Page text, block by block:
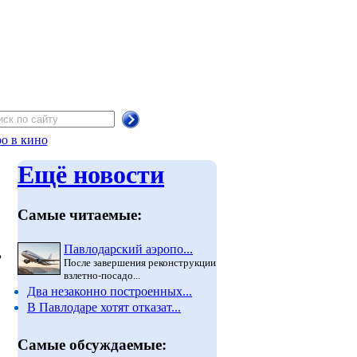
в кино
Ещё новости
Самые читаемые:
Павлодарский аэропо...
После завершения реконструкции
взлетно-посадо...
Два незаконно построенных...
В Павлодаре хотят отказат...
Самые обсуждаемые: